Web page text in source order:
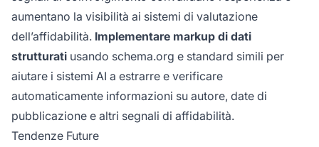
aumentano la visibilità ai sistemi di valutazione
dell’affidabilità. Implementare markup di dati
strutturati usando schema.org e standard simili per
aiutare i sistemi AI a estrarre e verificare
automaticamente informazioni su autore, date di
pubblicazione e altri segnali di affidabilità.
Tendenze Future